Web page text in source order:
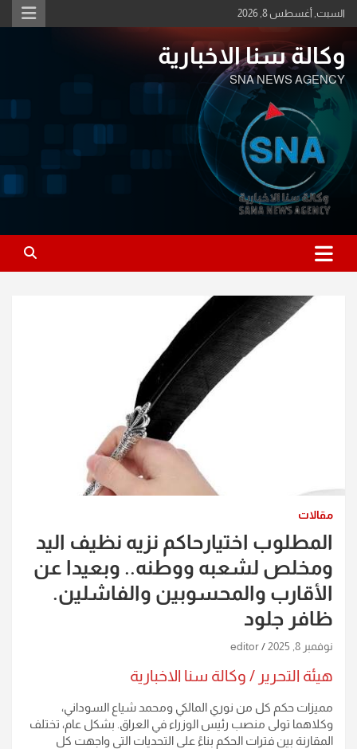
Skip
to
السبت, أغسطس 8, 2026
وكالة سنا الاخبارية
SNA NEWS AGENCY
مقالات
المطلوب اختيارحاكم نزيه نظيف اليد
ومخلص لشعبه ووطنه.. وبعيدا عن
الأقارب والمحسوبين والفاشلين.
ظافر جلود
نوفمبر 8, 2025 editor
هيئة التحرير / وكالة سنا الاخبارية
مميزات حكم كل من نوري المالكي ومحمد شياع السوداني،
وكلاهما تولى منصب رئيس الوزراء في العراق. بشكل عام، تختلف
المقارنة بين فترات الحكم بناءً على التحديات التي واجهت كل